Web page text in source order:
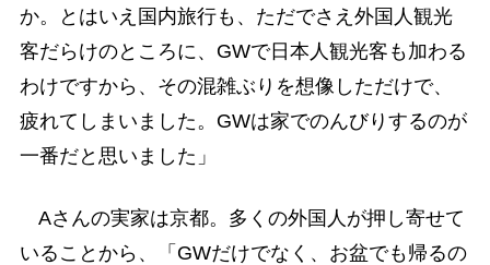
か。とはいえ国内旅行も、ただでさえ外国人観光
客だらけのところに、GWで日本人観光客も加わる
わけですから、その混雑ぶりを想像しただけで、
疲れてしまいました。GWは家でのんびりするのが
一番だと思いました」
Aさんの実家は京都。多くの外国人が押し寄せて
いることから、「GWだけでなく、お盆でも帰るの